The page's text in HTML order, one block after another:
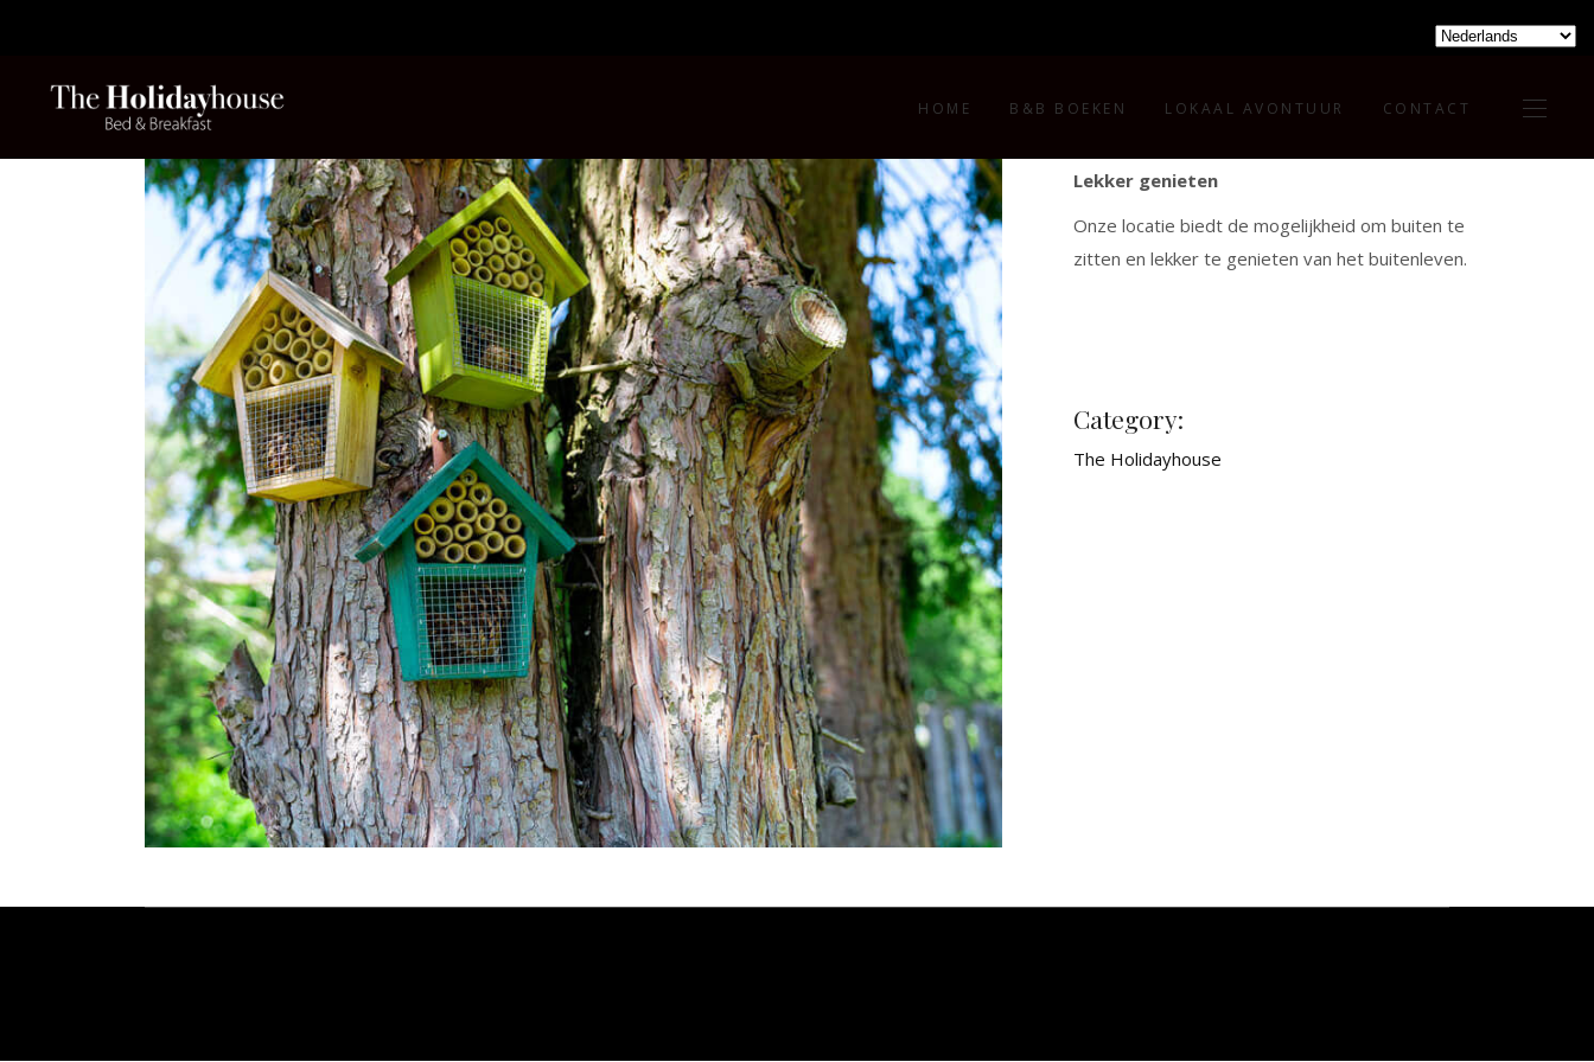
HOME B&B BOEKEN LOKAAL AVONTUUR CONTACT
Lekker genieten
Onze locatie biedt de mogelijkheid om buiten te
zitten en lekker te genieten van het buitenleven.
Category:
The Holidayhouse